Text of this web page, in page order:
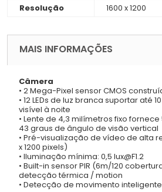
Resolução 1600 x 1200
MAIS INFORMAÇÕES
Câmera
• 2 Mega-Pixel sensor CMOS
• 12 LEDs de luz branca suportar até
visível à noite
• Lente de 4,3 milímetros fixo
43 graus de ângulo de visão vertical
• Pré-visualização de vídeo de alta
x 1200 pixels)
• Iluminação mínima: 0,5 lux@F1.2
• Built-in sensor PIR (6m/120
detecção térmica / motion
• Detecção de movimento